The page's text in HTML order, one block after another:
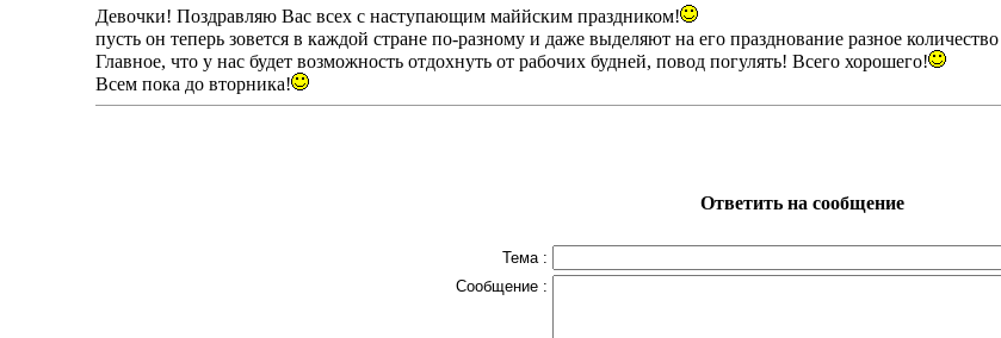
Девочки! Поздравляю Вас всех с наступающим маййским праздником!
пусть он теперь зовется в каждой стране по-разному и даже выделяют на его празднование разное
Главное, что у нас будет возможность отдохнуть от рабочих будней, повод погулять! Всего хорошего!
Всем пока до вторника!
Ответить на сообщение
Тема :
Сообщение :